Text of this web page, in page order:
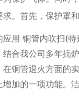
。首先，保护罩
保证各设备加工质
、开关位置进行检
准备好的炉台上
炉台空间泄露测
用 铜管内吹扫(
合我公司多年搞
铜管退火方面的
加的一项功能。